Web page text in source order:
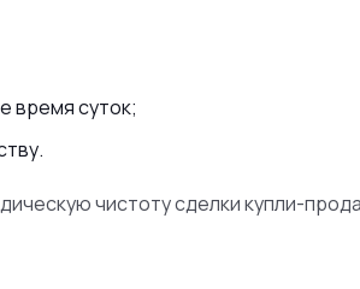
время суток;
чистоту сделки купли-